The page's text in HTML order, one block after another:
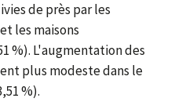
de près par les
les maisons
%). L'augmentation des
plus modeste dans le
%).